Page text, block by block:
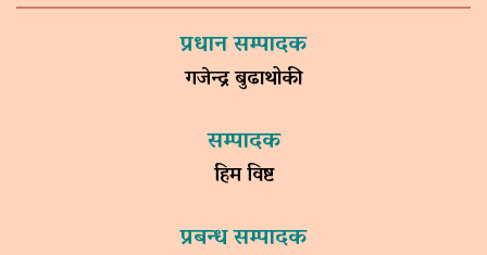
प्रधान सम्पादक
गजेन्द्र बुढाथोकी
सम्पादक
हिम विष्ट
प्रबन्ध सम्पादक